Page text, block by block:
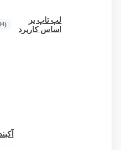
لپ تاپ بر
اساس کاربرد
(204)